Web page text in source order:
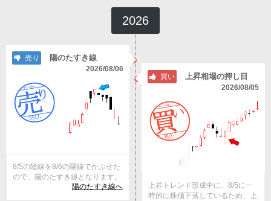
2026
売り 陽のたすき線
2026/08/06
8/5の陰線を8/6の陽線でかぶせた
ので、陽のたすき線となります。
陽のたすき線へ
買い 上昇相場の押し目
2026/08/05
上昇トレンド形成中に、8/5に一
時的に株価下落しているため、上